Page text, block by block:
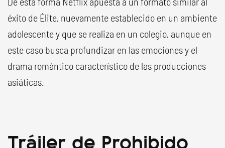
éxito de Élite, nuevamente establecido en un ambiente
adolescente y que se realiza en un colegio, aunque en
este caso busca profundizar en las emociones y el
drama romántico característico de las producciones
asiáticas.
Tráiler de Prohibido